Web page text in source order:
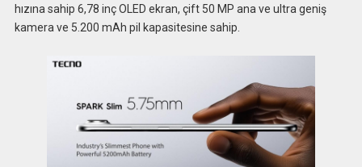
hızına sahip 6,78 inç OLED ekran, çift 50 MP ana ve ultra geniş
kamera ve 5.200 mAh pil kapasitesine sahip.